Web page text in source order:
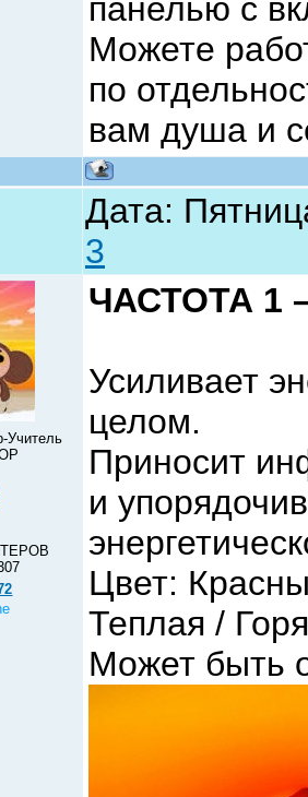
панелью с
Можете
по
вам душа и
Дата:
3
Учитель
ЧАСТОТА 1
Усиливает
целом.
Приносит
и
Цвет:
Теплая /
Может быть